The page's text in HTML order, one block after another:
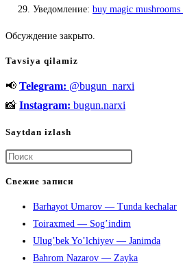
Уведомление: buy magic
Обсуждение закрыто.
Tavsiya qilamiz
📢 Telegram: @bugun_narxi
📸 Instagram: bugun.narxi
Saytdan izlash
чтобы
панель
поиска.
Свежие записи
Barhayot Umarov — Tunda kechalar
Toiraxmed — Sog’indim
Ulug’bek Yo’lchiyev — Janimda
Bahrom Nazarov — Zayka